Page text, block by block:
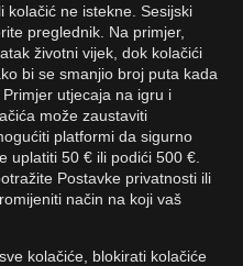
kolačić ne istekne. Sesijski
preglednik. Na primjer,
životni vijek, dok kolačići
bi se smanjio broj puta kada
utjecaja na igru i
može zaustaviti
platformi da sigurno
uplatiti 50 € ili podići 500 €.
Postavke privatnosti ili
način na koji vaš
kolačiće, blokirati kolačiće